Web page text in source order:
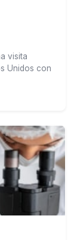
visita
Unidos con